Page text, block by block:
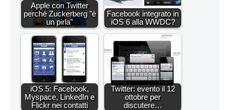
Apple con Twitter
perché Zuckerberg "è
un pirla"
Facebook integrato in
iOS 6 alla WWDC?
iOS 5: Facebook,
Myspace, LinkedIn e
Flickr nei contatti
Twitter: evento il 12
ottobre per
discutere…